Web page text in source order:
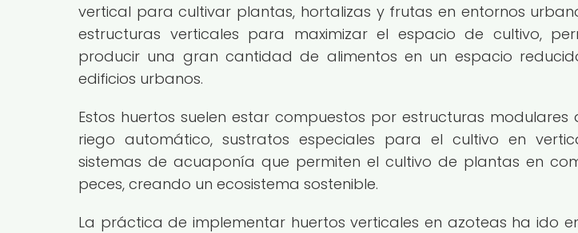
vertical para cultivar plantas, hortalizas y frutas en entornos
estructuras verticales para maximizar el espacio de cultivo,
producir una gran cantidad de alimentos en un espacio
edificios urbanos.
Estos huertos suelen estar compuestos por estructuras modulares
riego automático, sustratos especiales para el cultivo en
sistemas de acuaponía que permiten el cultivo de plantas en
peces, creando un ecosistema sostenible.
La práctica de implementar huertos verticales en azoteas ha ido